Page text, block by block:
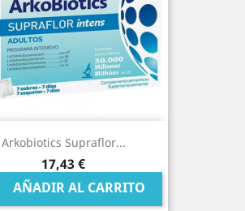
Arkobiotics Supraflor...
Precio
17,43 €
AÑADIR AL CARRITO